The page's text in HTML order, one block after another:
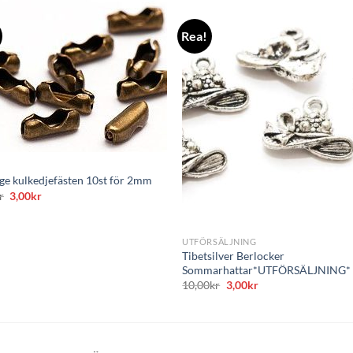
kulkedjefästen 10st för 2mm
Det
ursprungliga
3,00krDet
Rea!
UTFÖRSÄLJNING
Tibetsilver Berlocker
Sommarhattar*UTFÖRSÄLJNING*
10,00kr Det
ursprungliga
3,00krDet